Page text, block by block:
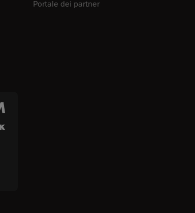
Portale dei partner